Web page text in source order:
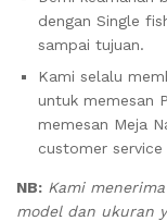
dengan Single
sampai tujuan.
Kami selalu
untuk memesan
memesan Meja
customer service
NB: Kami
model dan ukuran